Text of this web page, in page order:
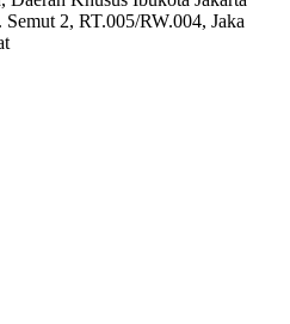
2, RT.005/RW.004, Jaka